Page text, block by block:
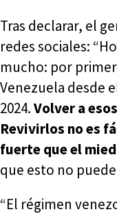
Tras declarar, el
redes sociales:
mucho: por
Venezuela desde
2024.Volver a
Revivirlos no es
fuerte que el
que esto no
“El régimen